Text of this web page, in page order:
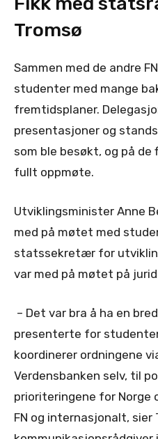
Tromsø
Sammen med de andre
studenter med mange
fremtidsplaner.
presentasjoner og
som ble besøkt, og på
fullt oppmøte.
Utviklingsminister Anne
med på møtet med
statssekretær for
var med på møtet på
– Det var bra å ha en
presenterte for
koordinerer ordningene
Verdensbanken selv, til
prioriteringene for Norge
FN og internasjonalt, sier